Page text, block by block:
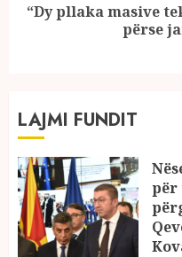
Next
“Dy pllaka masive
përse
LAJMI FUNDIT
për